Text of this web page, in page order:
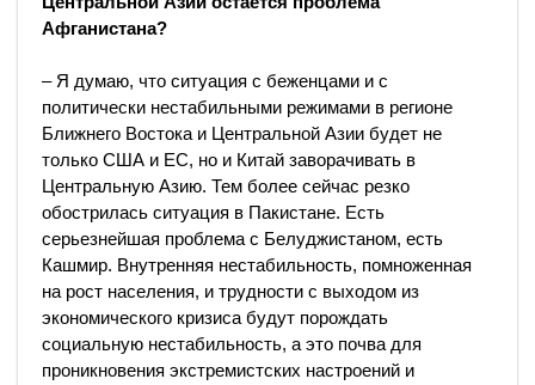
Афганистана?
– Я думаю, что ситуация с беженцами и с
политически нестабильными режимами в регионе
Ближнего Востока и Центральной Азии будет не
только США и ЕС, но и Китай заворачивать в
Центральную Азию. Тем более сейчас резко
обострилась ситуация в Пакистане. Есть
серьезнейшая проблема с Белуджистаном, есть
Кашмир. Внутренняя нестабильность, помноженная
на рост населения, и трудности с выходом из
экономического кризиса будут порождать
социальную нестабильность, а это почва для
проникновения экстремистских настроений и